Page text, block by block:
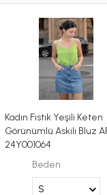
Kadın Fıstık Yeşili Keten
Görünümlü Askılı Bluz
24Y001064
Beden